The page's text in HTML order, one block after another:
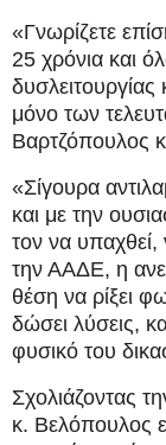
«Γνωρίζετε
25 χρόνια και
δυσλειτουργίας
μόνο των
Βαρτζόπουλος
«Σίγουρα
και με την
τον να
την ΑΑΔΕ, η
θέση να ρίξει
δώσει λύσεις,
φυσικό του
Σχολιάζοντας
κ. Βελόπουλος